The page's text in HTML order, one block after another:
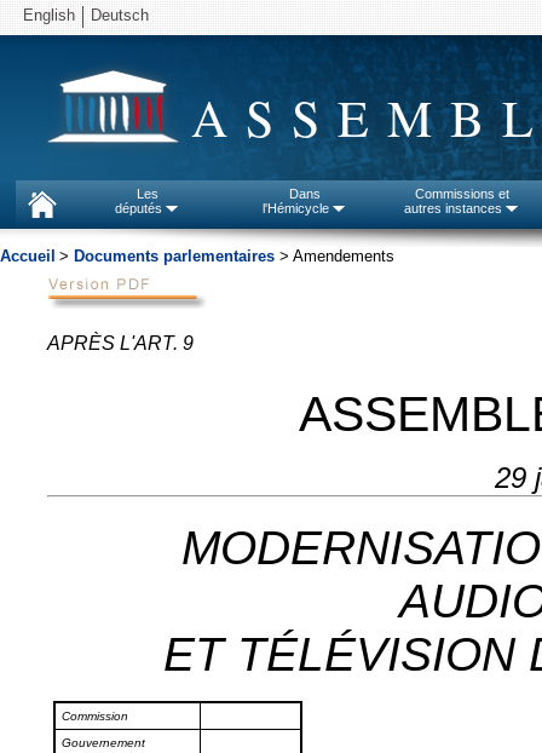
English Deutsch
Les
députés
Dans
l'Hémicycle
Commissions et
autres instances
Accueil > Documents parlementaires > Amendements
APRÈS L'ART. 9
29
ET TÉLÉVISION
Commission
Gouvernement